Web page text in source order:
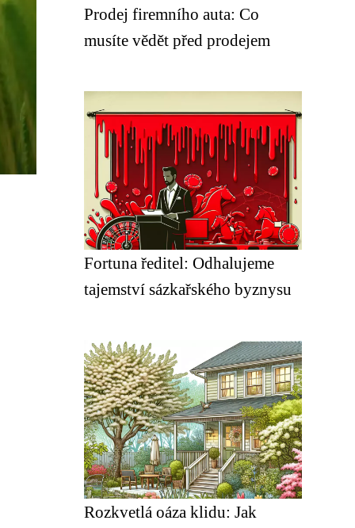
Prodej firemního auta: Co
musíte vědět před prodejem
Fortuna ředitel: Odhalujeme
tajemství sázkařského byznysu
Rozkvetlá oáza klidu: Jak